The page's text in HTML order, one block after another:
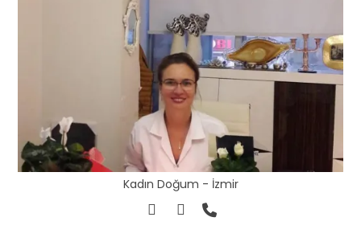
Kadın Doğum - İzmir